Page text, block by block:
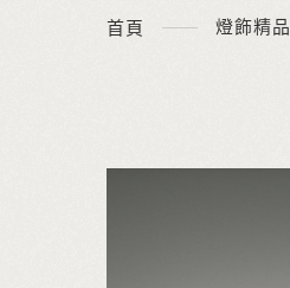
首頁 燈飾精品